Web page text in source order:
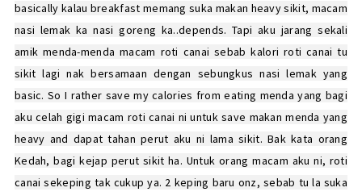
basically kalau breakfast memang suka makan heavy sikit, macam
nasi lemak ka nasi goreng ka..depends. Tapi aku jarang sekali
amik menda-menda macam roti canai sebab kalori roti canai tu
sikit lagi nak bersamaan dengan sebungkus nasi lemak yang
basic. So I rather save my calories from eating menda yang bagi
aku celah gigi macam roti canai ni untuk save makan menda yang
heavy and dapat tahan perut aku ni lama sikit. Bak kata orang
Kedah, bagi kejap perut sikit ha. Untuk orang macam aku ni, roti
canai sekeping tak cukup ya. 2 keping baru onz, sebab tu la suka